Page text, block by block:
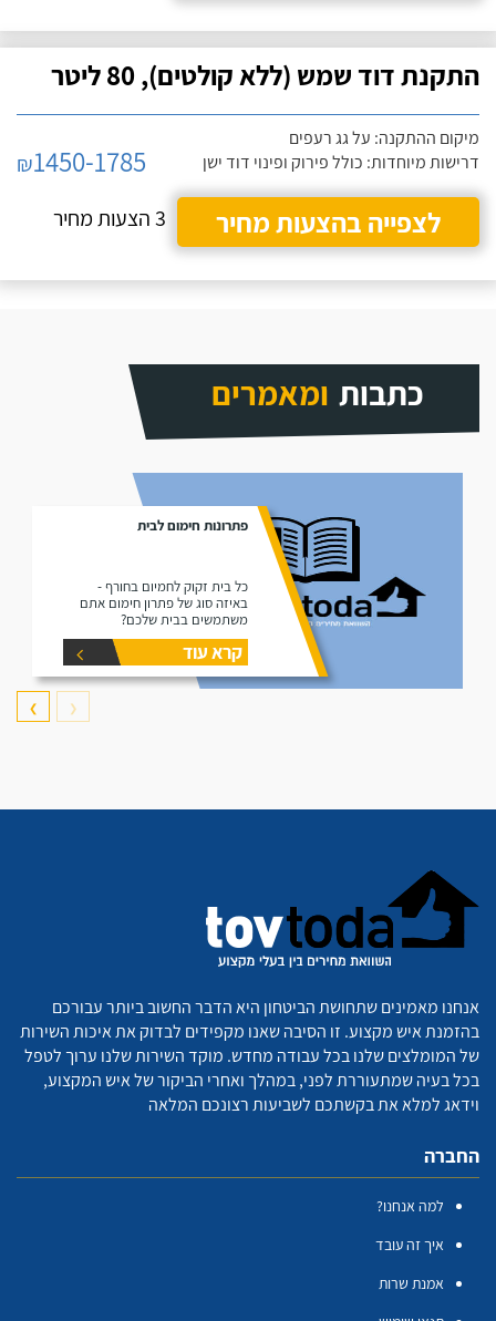
התקנת דוד שמש (ללא קולטים), 80 ליטר
מיקום ההתקנה: על גג רעפים
דרישות מיוחדות: כולל פירוק ופינוי דוד ישן
₪1450-1785
לצפייה בהצעות מחיר
3 הצעות מחיר
כתבות ומאמרים
פתרונות חימום לבית
כל בית זקוק לחמיום בחורף -
באיזה סוג של פתרון חימום אתם
משתמשים בבית שלכם?
קרא עוד
❮
❯
אנחנו מאמינים שתחושת הביטחון היא הדבר החשוב ביותר עבורכם
בהזמנת איש מקצוע. זו הסיבה שאנו מקפידים לבדוק את איכות השירות
של המומלצים שלנו בכל עבודה מחדש. מוקד השירות שלנו ערוך לטפל
בכל בעיה שמתעוררת לפני, במהלך ואחרי הביקור של איש המקצוע,
וידאג למלא את בקשתכם לשביעות רצונכם המלאה
החברה
למה אנחנו?
איך זה עובד
אמנת שרות